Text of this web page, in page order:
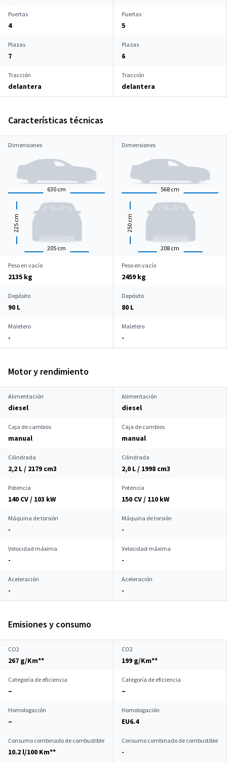
Puertas
4
Puertas
5
Plazas
7
Plazas
6
Tracción
delantera
Tracción
delantera
Características técnicas
Dimensiones
630 cm
205 cm
225
cm
Dimensiones
568 cm
208 cm
250
cm
Peso en vacío
2135 kg
Peso en vacío
2459 kg
Depósito
90 L
Depósito
80 L
Maletero
-
Maletero
-
Motor y rendimiento
Alimentación
diesel
Alimentación
diesel
Caja de cambios
manual
Caja de cambios
manual
Cilindrada
2,2 L / 2179 cm3
Cilindrada
2,0 L / 1998 cm3
Potencia
140 CV / 103 kW
Potencia
150 CV / 110 kW
Máquina de torsión
-
Máquina de torsión
-
Velocidad máxima
-
Velocidad máxima
-
Aceleración
-
Aceleración
-
Emisiones y consumo
CO2
267 g/Km**
CO2
199 g/Km**
Categoría de eficiencia
–
Categoría de eficiencia
–
Homologación
–
Homologación
EU6.4
Consumo combinado de combustible
10.2 l/100 Km**
Consumo combinado de combustible
-